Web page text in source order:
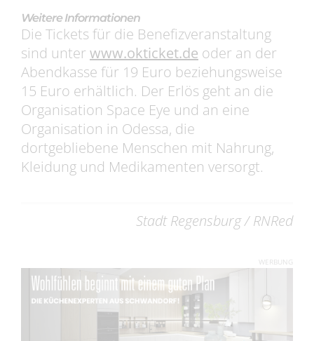
Weitere Informationen
Die Tickets für die Benefizveranstaltung
sind unter www.okticket.de oder an der
Abendkasse für 19 Euro beziehungsweise
15 Euro erhältlich. Der Erlös geht an die
Organisation Space Eye und an eine
Organisation in Odessa, die
dortgebliebene Menschen mit Nahrung,
Kleidung und Medikamenten versorgt.
Stadt Regensburg / RNRed
WERBUNG